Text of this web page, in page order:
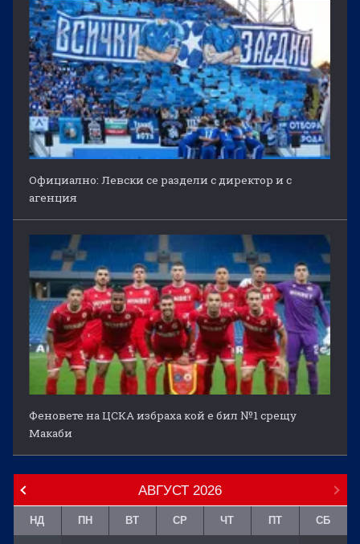
Официално: Левски се раздели с директор и с
агенция
Феновете на ЦСКА избраха кой е бил №1 срещу
Макаби
АВГУСТ 2026
НД ПН ВТ СР ЧТ ПТ СБ